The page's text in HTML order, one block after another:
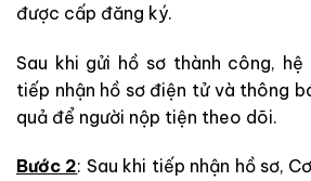
được cấp đăng ký.
Sau khi gửi hồ sơ thành công,
tiếp nhận hồ sơ điện tử và thông
quả để người nộp tiện theo dõi.
Bước 2: Sau khi tiếp nhận hồ sơ,